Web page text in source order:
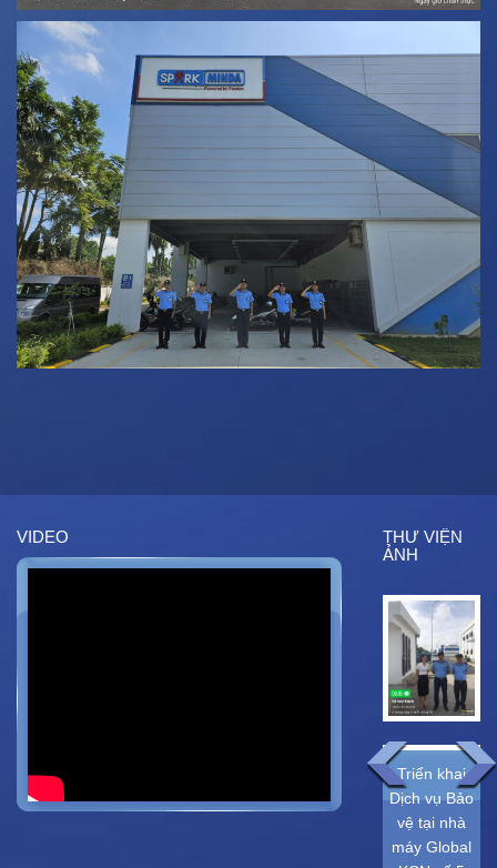
VIDEO
THƯ VIỆN
ẢNH
dịch vụ bảo
DỊCH VỤ
Triển khai
Dịch vụ Bảo
vệ tại nhà
máy Global